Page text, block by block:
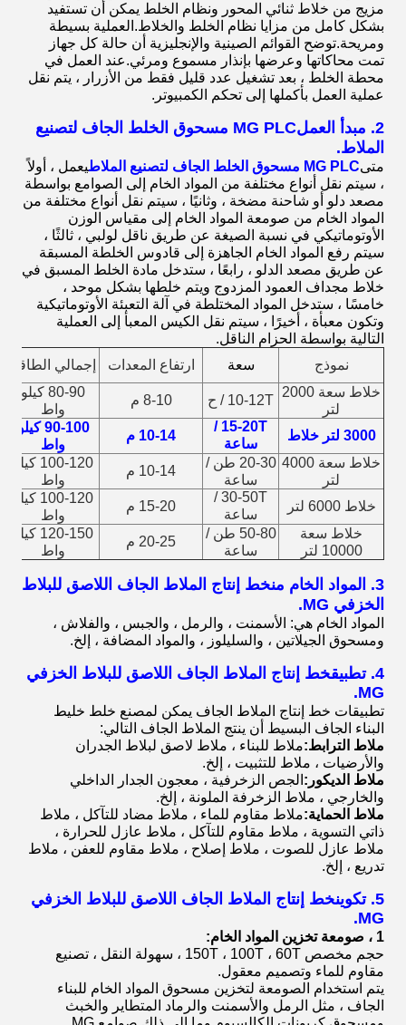
مزيج من خلاط ثنائي المحور ونظام الخلط يمكن أن تستفيد
بشكل كامل من مزايا نظام الخلط والخلاط.العملية بسيطة
ومريحة.توضح القوائم الصينية والإنجليزية أن حالة كل جهاز
تمت محاكاتها وعرضها بإنذار مسموع ومرئي.عند العمل في
محطة الخلط ، بعد تشغيل عدد قليل فقط من الأزرار ، يتم نقل
عملية العمل بأكملها إلى تحكم الكمبيوتر.
2. مبدأ العمل
MG PLC مسحوق الخلط الجاف لتصنيع
الملاط.
متىMG PLC مسحوق الخلط الجاف لتصنيع الملاط
يعمل ، أولاً
، سيتم نقل أنواع مختلفة من المواد الخام إلى الصوامع بواسطة
مصعد دلو أو شاحنة مضخة ، وثانيًا ، سيتم نقل أنواع مختلفة من
المواد الخام من صومعة المواد الخام إلى مقياس الوزن
الأوتوماتيكي في نسبة الصيغة عن طريق ناقل لولبي ، ثالثًا ،
سيتم رفع المواد الخام الجاهزة إلى قادوس الخلطة المسبقة
عن طريق مصعد الدلو ، رابعًا ، ستدخل مادة الخلط المسبق في
خلاط مجداف العمود المزدوج ويتم خلطها بشكل موحد ،
خامسًا ، ستدخل المواد المختلطة في آلة التعبئة الأوتوماتيكية
وتكون معبأة ، أخيرًا ، سيتم نقل الكيس المعبأ إلى العملية
التالية بواسطة الحزام الناقل.
نموذج
سعة ارتفاع المعدات
إجمالي الطاقة
خلاط سعة 2000
لتر
10-12T / ح 8-10 م
80-90 كيلو
واط
3000 لتر خلاط
15-20T /
ساعة
10-14 م
90-100 كيلو
واط
خلاط سعة 4000
لتر
20-30 طن /
ساعة
10-14 م
100-120 كيلو
واط
خلاط 6000 لتر
30-50T /
ساعة
15-20 م
100-120 كيلو
واط
خلاط سعة
10000 لتر
50-80 طن /
ساعة
20-25 م
120-150 كيلو
واط
3. المواد الخام من
خط إنتاج الملاط الجاف اللاصق للبلاط
الخزفي MG.
المواد الخام هي: الأسمنت ، والرمل ، والجبس ، والفلاش ،
ومسحوق الجيلاتين ، والسليلوز ، والمواد المضافة ، إلخ.
4. تطبيق
خط إنتاج الملاط الجاف اللاصق للبلاط الخزفي
MG.
تطبيقات خط إنتاج الملاط الجاف يمكن لمصنع خلط خليط
البناء الجاف البسيط أن ينتج الملاط الجاف التالي:
ملاط الترابط:ملاط للبناء ، ملاط ​​لاصق لبلاط الجدران
والأرضيات ، ملاط ​​للتثبيت ، إلخ.
ملاط الديكور: الجص الزخرفية ، معجون الجدار الداخلي
والخارجي ، ملاط ​​الزخرفة الملونة ، إلخ.
ملاط الحماية:ملاط مقاوم للماء ، ملاط ​​مضاد للتآكل ، ملاط ​​
ذاتي التسوية ، ملاط ​​مقاوم للتآكل ، ملاط ​​عازل للحرارة ،
ملاط ​​عازل للصوت ، ملاط ​​إصلاح ، ملاط ​​مقاوم للعفن ، ملاط ​​
تدريع ، إلخ.
5. تكوين
خط إنتاج الملاط الجاف اللاصق للبلاط الخزفي
MG.
1 ، صومعة تخزين المواد الخام:
حجم مخصص 150T ، 100T ، 60T ، سهولة النقل ، تصنيع
مقاوم للماء وتصميم معقول.
يتم استخدام الصومعة لتخزين مسحوق المواد الخام للبناء
الجاف ، مثل الرمل والأسمنت والرماد المتطاير والخبث